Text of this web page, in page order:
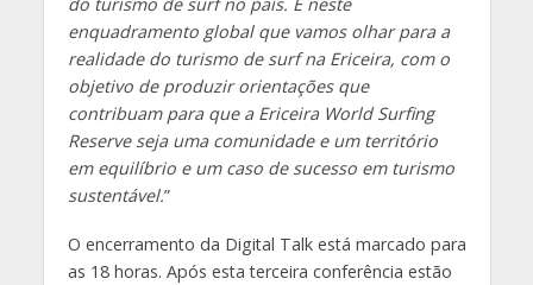
enquadramento global que vamos olhar para a
realidade do turismo de surf na Ericeira, com o
objetivo de produzir orientações que
contribuam para que a Ericeira World Surfing
Reserve seja uma comunidade e um território
em equilíbrio e um caso de sucesso em turismo
sustentável.”
O encerramento da Digital Talk está marcado para
as 18 horas. Após esta terceira conferência estão